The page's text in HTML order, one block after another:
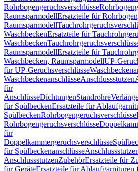
Rohrbogengeruchsverschlüsse
RaumsparmodellErsatzteile für
Raumsparmodell
WaschbeckenErsatzteile für
Waschbecken
RaumsparmodellErsatzteile für
Waschbecken, RaumsparmodellUP-
für UP-Geruchsverschlüsse
WaschbeckenanschlüsseAnschlussstutzen
für
AnschlüsseDichtungenStandrohre
für SpülbeckenErsatzteile für
SpülbeckenRohrbogengeruchsverschlüsse
Rohrbogengeruchsverschlüsse
für
Doppelkammergeruchsverschlüsse
für SpülbeckenanschlüsseAnschlussstutzen
AnschlussstutzenZubehörErsatzteile für
für GeräteErsatzteile für Ablaufgarnituren